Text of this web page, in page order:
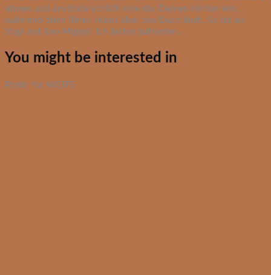
atmen und am Ende schläft eine der Damen hörbar ein,
während oben Rimis Hund über das Dach läuft. So ist als
Yoga auf Sao Miguel. Ich lächle zufrieden.
You might be interested in
Posts for WEITE